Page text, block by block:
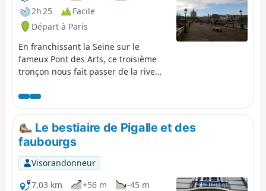
2h 25
Facile
Départ à Paris
En franchissant la Seine sur le
fameux Pont des Arts, ce troisième
tronçon nous fait passer de la rive
Brassens avait une préférence
marquée. C'est aussi l'occasion de
parcourir des hauts-lieux du
patrimoine parisien : la Place
Beauvau et le Palais de l'Elysée, la
Place Vendôme, le Musée du Louvre
(avec sa pyramide de verre), l'Institut
de France, ...
Le bestiaire de Pigalle et des
faubourgs
Visorandonneur
7,03 km
+56 m
-45 m